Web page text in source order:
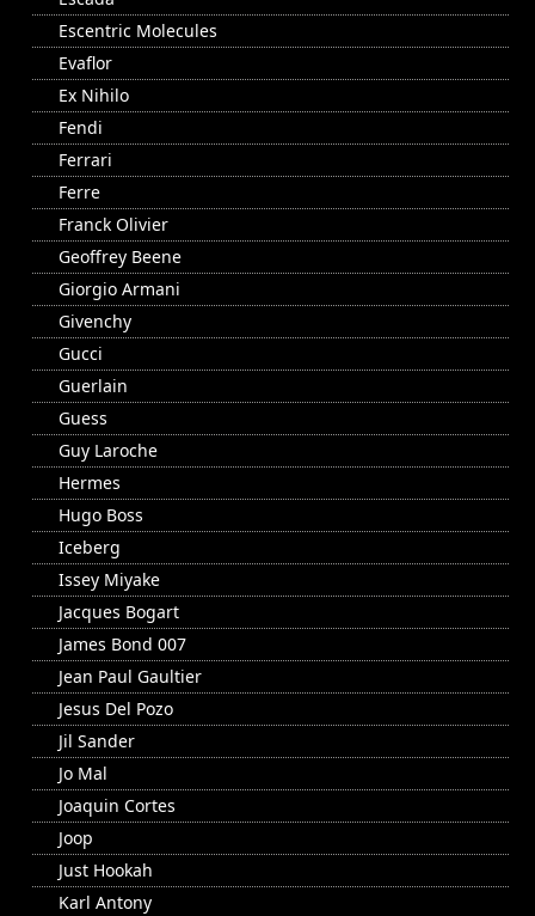
Escentric Molecules
Evaflor
Ex Nihilo
Fendi
Ferrari
Ferre
Franck Olivier
Geoffrey Beene
Giorgio Armani
Givenchy
Gucci
Guerlain
Guess
Guy Laroche
Hermes
Hugo Boss
Iceberg
Issey Miyake
Jacques Bogart
James Bond 007
Jean Paul Gaultier
Jesus Del Pozo
Jil Sander
Jo Mal
Joaquin Cortes
Joop
Just Hookah
Karl Antony